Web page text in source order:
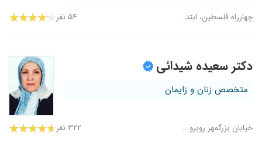
چهارراه فلسطین، ابتد... ۵۴ نفر
دکتر سعیده شیدائی
متخصص زنان و زایمان
خیابان بزرگمهر روبرو... ۳۲۲ نفر